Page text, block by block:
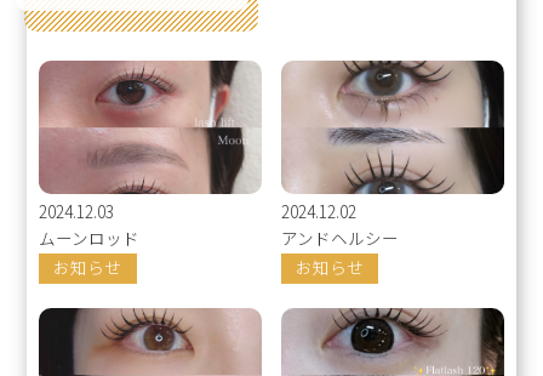
2024.12.03
ムーンロッド
お知らせ
2024.12.02
アンドヘルシー
お知らせ